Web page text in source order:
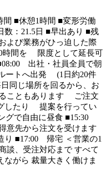
間 ■休憩1時間 ■変形労働
数：21.5日 ■早出あり ■残
よび業務がひっ迫した際
時間を 限度として延長可
出社・社員全員で朝
ートへ出発 (1日約20件
同じ場所を回るから、お
こともあります ご注文
したり 提案を行ってい
で自由に昼食 ■15:30
先から注文を受けます
り ■17:00 帰宅 ＜営業の1
談、受注対応まで すべて
ながら 裁量大きく働けま